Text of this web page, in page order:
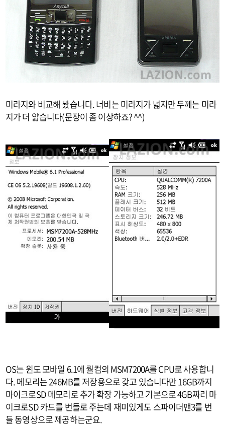
미라지와 비교해 봤습니다. 너비는 미라지가 넓지만 두께는 미라
지가 더 얇습니다(문장이 좀 이상하죠? ^^)
OS는 윈도 모바일 6.1에 퀄컴의 MSM7200A를 CPU로 사용합니
다. 메모리는 246MB를 저장용으로 갖고 있습니다만 16GB까지
마이크로SD 메모리로 추가 확장 가능하고 기본으로 4GB짜리 마
이크로SD 카드를 번들로 주는데 재미있게도 스파이더맨3를 번
들 동영상으로 제공하는군요.